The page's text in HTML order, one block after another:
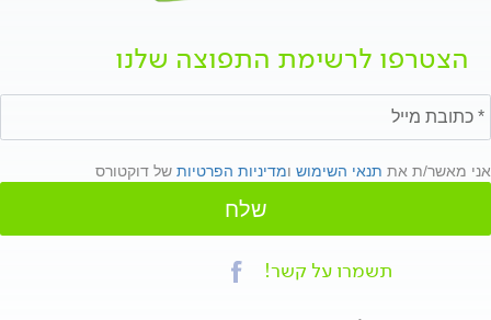
הצטרפו לרשימת התפוצה שלנו
אני מאשר/ת את תנאי השימוש ומדיניות הפרטיות של דוקטורס
שלח
תשמרו על קשר!